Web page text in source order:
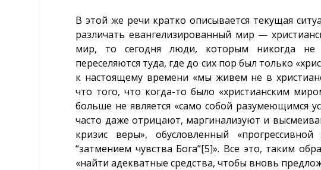
В этой же речи кратко описывается текущая
различать евангелизированный мир —
мир, то сегодня люди, которым никогда не
переселяются туда, где до сих пор был только
к настоящему времени «мы живем не в
что того, что когда-то было «христианским
больше не является «само собой разумеющимся
часто даже отрицают, маргинализуют и
кризис веры», обусловленный
“затмением чувства Бога”[5]». Все это, таким
«найти адекватные средства, чтобы вновь